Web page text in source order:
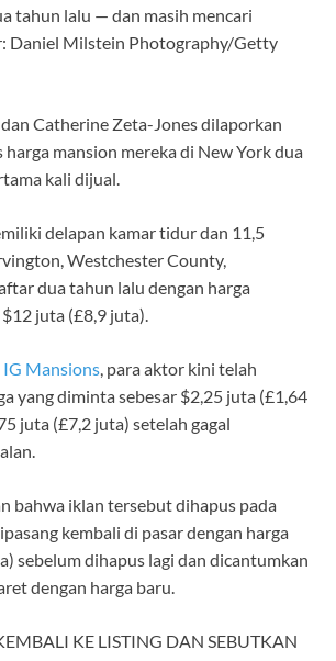
tahun lalu — dan masih mencari
Daniel Milstein Photography/Getty
Catherine Zeta-Jones dilaporkan
harga mansion mereka di New York dua
kali dijual.
delapan kamar tidur dan 11,5
Westchester County,
dua tahun lalu dengan harga
juta (£8,9 juta).
IG Mansions, para aktor kini telah
yang diminta sebesar $2,25 juta (£1,64
juta (£7,2 juta) setelah gagal
bahwa iklan tersebut dihapus pada
kembali di pasar dengan harga
sebelum dihapus lagi dan dicantumkan
dengan harga baru.